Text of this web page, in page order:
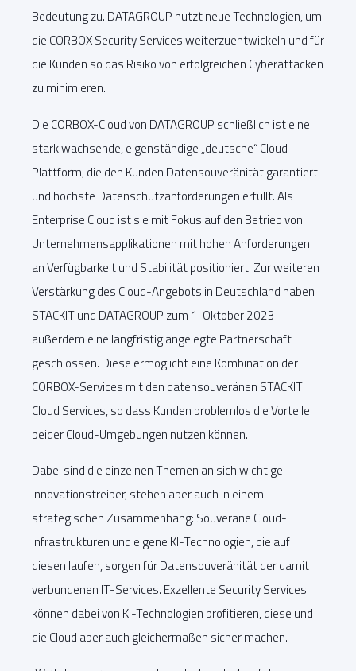
Bedeutung zu. DATAGROUP nutzt neue Technologien, um
die CORBOX Security Services weiterzuentwickeln und für
die Kunden so das Risiko von erfolgreichen Cyberattacken
zu minimieren.
Die CORBOX-Cloud von DATAGROUP schließlich ist eine
stark wachsende, eigenständige „deutsche“ Cloud-
Plattform, die den Kunden Datensouveränität garantiert
und höchste Datenschutzanforderungen erfüllt. Als
Enterprise Cloud ist sie mit Fokus auf den Betrieb von
Unternehmensapplikationen mit hohen Anforderungen
an Verfügbarkeit und Stabilität positioniert. Zur weiteren
Verstärkung des Cloud-Angebots in Deutschland haben
STACKIT und DATAGROUP zum 1. Oktober 2023
außerdem eine langfristig angelegte Partnerschaft
geschlossen. Diese ermöglicht eine Kombination der
CORBOX-Services mit den datensouveränen STACKIT
Cloud Services, so dass Kunden problemlos die Vorteile
beider Cloud-Umgebungen nutzen können.
Dabei sind die einzelnen Themen an sich wichtige
Innovationstreiber, stehen aber auch in einem
strategischen Zusammenhang: Souveräne Cloud-
Infrastrukturen und eigene KI-Technologien, die auf
diesen laufen, sorgen für Datensouveränität der damit
verbundenen IT-Services. Exzellente Security Services
können dabei von KI-Technologien profitieren, diese und
die Cloud aber auch gleichermaßen sicher machen.